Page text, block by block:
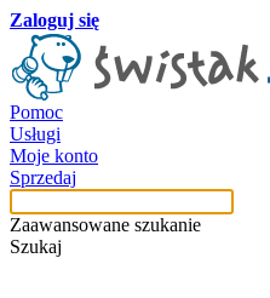
Zaloguj się
Pomoc
Usługi
Moje konto
Sprzedaj
Zaawansowane szukanie
Szukaj